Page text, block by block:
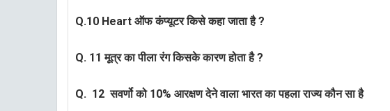
Q.10 Heart ऑफ कंप्यूटर किसे कहा जाता है ?
Q. 11 मूत्र का पीला रंग किसके कारण होता है ?
Q. 12 सवर्णो को 10% आरक्षण देने वाला भारत का पहला राज्य कौन सा है